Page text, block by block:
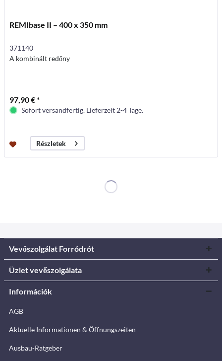
REMIbase II – 400 x 350 mm
371140
A kombinált redőny
97,90 € *
Sofort versandfertig. Lieferzeit 2-4 Tage.
Részletek
Vevőszolgálat Forródrót
Üzlet vevőszolgálata
Információk
AGB
Aktuelle Informationen & Öffnungszeiten
Ausbau-Ratgeber